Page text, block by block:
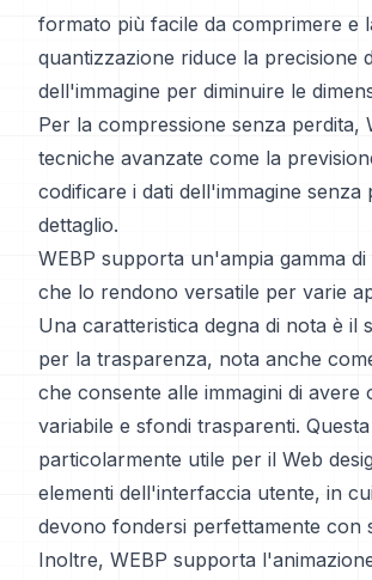
formato più facile da comprimere e
quantizzazione riduce la precisione
dell'immagine per diminuire le
Per la compressione senza perdita,
tecniche avanzate come la
codificare i dati dell'immagine senza
dettaglio.
WEBP supporta un'ampia gamma
che lo rendono versatile per varie
Una caratteristica degna di nota è il
per la trasparenza, nota anche
che consente alle immagini di avere
variabile e sfondi trasparenti.
particolarmente utile per il Web
elementi dell'interfaccia utente, in
devono fondersi perfettamente con
Inoltre, WEBP supporta